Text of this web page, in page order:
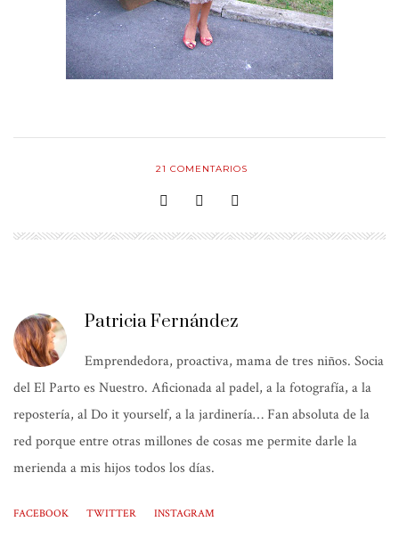
21 COMENTARIOS
Patricia Fernández
Emprendedora, proactiva, mama de tres niños. Socia
del El Parto es Nuestro. Aficionada al padel, a la fotografía, a la
repostería, al Do it yourself, a la jardinería… Fan absoluta de la
red porque entre otras millones de cosas me permite darle la
merienda a mis hijos todos los días.
FACEBOOK TWITTER INSTAGRAM